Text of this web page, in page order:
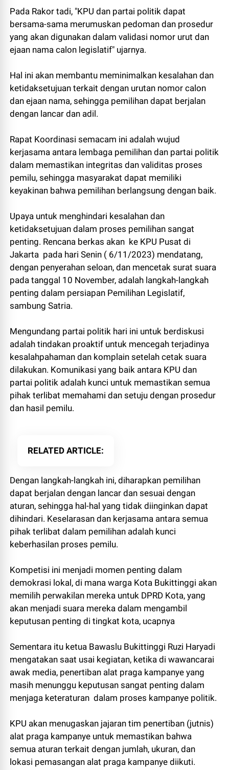
Pada Rakor tadi, "KPU dan partai politik dapat
bersama-sama merumuskan pedoman dan prosedur
yang akan digunakan dalam validasi nomor urut dan
ejaan nama calon legislatif" ujarnya.
Hal ini akan membantu meminimalkan kesalahan dan
ketidaksetujuan terkait dengan urutan nomor calon
dan ejaan nama, sehingga pemilihan dapat berjalan
dengan lancar dan adil.
Rapat Koordinasi semacam ini adalah wujud
kerjasama antara lembaga pemilihan dan partai politik
dalam memastikan integritas dan validitas proses
pemilu, sehingga masyarakat dapat memiliki
keyakinan bahwa pemilihan berlangsung dengan baik.
Upaya untuk menghindari kesalahan dan
ketidaksetujuan dalam proses pemilihan sangat
penting. Rencana berkas akan ke KPU Pusat di
Jakarta pada hari Senin ( 6/11/2023) mendatang,
dengan penyerahan seloan, dan mencetak surat suara
pada tanggal 10 November, adalah langkah-langkah
penting dalam persiapan Pemilihan Legislatif,
sambung Satria.
Mengundang partai politik hari ini untuk berdiskusi
adalah tindakan proaktif untuk mencegah terjadinya
kesalahpahaman dan komplain setelah cetak suara
dilakukan. Komunikasi yang baik antara KPU dan
partai politik adalah kunci untuk memastikan semua
pihak terlibat memahami dan setuju dengan prosedur
dan hasil pemilu.
RELATED ARTICLE
Dengan langkah-langkah ini, diharapkan pemilihan
dapat berjalan dengan lancar dan sesuai dengan
aturan, sehingga hal-hal yang tidak diinginkan dapat
dihindari. Keselarasan dan kerjasama antara semua
pihak terlibat dalam pemilihan adalah kunci
keberhasilan proses pemilu.
Kompetisi ini menjadi momen penting dalam
demokrasi lokal, di mana warga Kota Bukittinggi akan
memilih perwakilan mereka untuk DPRD Kota, yang
akan menjadi suara mereka dalam mengambil
keputusan penting di tingkat kota, ucapnya
Sementara itu ketua Bawaslu Bukittinggi Ruzi Haryadi
mengatakan saat usai kegiatan, ketika di wawancarai
awak media, penertiban alat praga kampanye yang
masih menunggu keputusan sangat penting dalam
menjaga keteraturan dalam proses kampanye politik.
KPU akan menugaskan jajaran tim penertiban (jutnis)
alat praga kampanye untuk memastikan bahwa
semua aturan terkait dengan jumlah, ukuran, dan
lokasi pemasangan alat praga kampanye diikuti.